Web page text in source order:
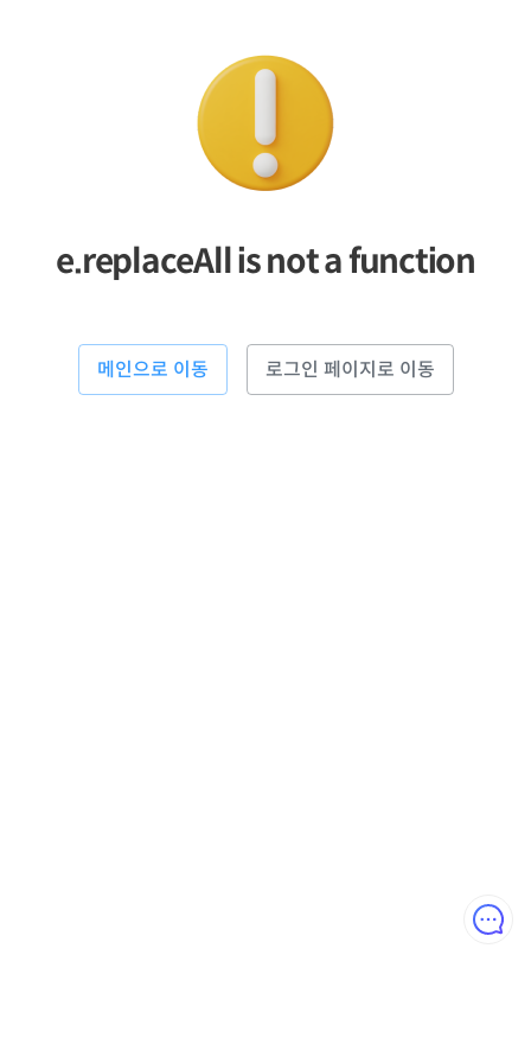
e.replaceAll is not a function
메인으로 이동 로그인 페이지로 이동